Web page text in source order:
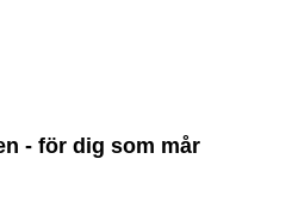
- för dig som mår